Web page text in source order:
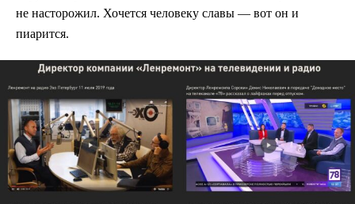
не насторожил. Хочется человеку славы — вот он и
пиарится.